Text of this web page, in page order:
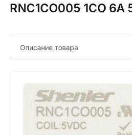
RNC1CO005 1CO 6A
Описание товара